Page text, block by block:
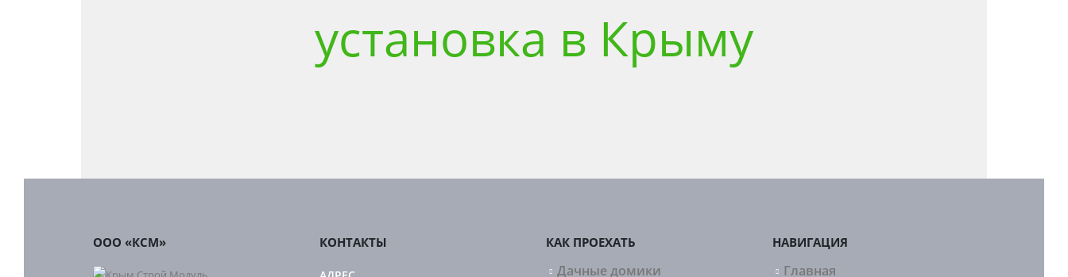
установка в Крыму
ООО «КСМ» КОНТАКТЫ КАК ПРОЕХАТЬ
Дачные домики
НАВИГАЦИЯ
Главная